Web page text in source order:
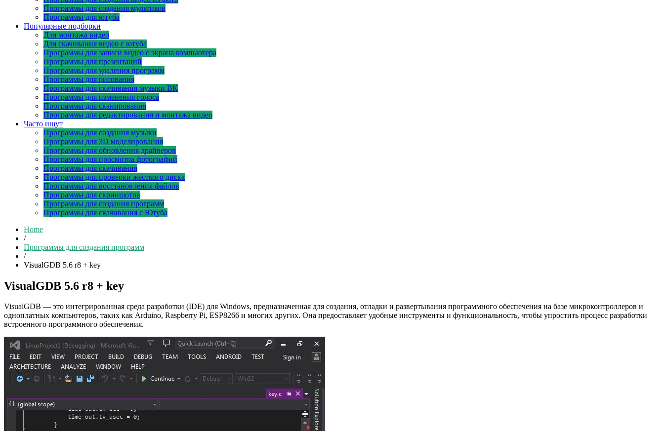
Программы для создания мультиков
Программы для ютуба
Популярные подборки
Для монтажа видео
Для скачивания видео с ютуба
Программы для записи видео с экрана компьютера
Программы для презентаций
Программы для удаления программ
Программы для рисования
Программы для скачивания музыки ВК
Программы для изменения голоса
Программы для сканирования
Программы для редактирования и монтажа видео
Часто ищут
Программы для создания музыки
Программы для 3D моделирования
Программы для обновления драйверов
Программы для просмотра фотографий
Программы для скачивания
Программы для проверки жесткого диска
Программы для восстановления файлов
Программы для скриншотов
Программы для создания программ
Программы для скачивания с Ютуба
Home
/
Программы для создания программ
/
VisualGDB 5.6 r8 + key
VisualGDB 5.6 r8 + key
VisualGDB — это интегрированная среда разработки (IDE) для Windows, предназначенная для создания, отладки и развертывания программного обеспечения на базе микроконтроллеров и
одноплатных компьютеров, таких как Arduino, Raspberry Pi, ESP8266 и многих других. Она предоставляет удобные инструменты и функциональность, чтобы упростить процесс разработки
встроенного программного обеспечения.